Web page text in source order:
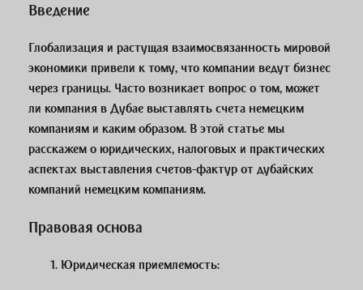
Введение
Глобализация и растущая взаимосвязанность мировой
экономики привели к тому, что компании ведут бизнес
через границы. Часто возникает вопрос о том, может
ли компания в Дубае выставлять счета немецким
компаниям и каким образом. В этой статье мы
расскажем о юридических, налоговых и практических
аспектах выставления счетов-фактур от дубайских
компаний немецким компаниям.
Правовая основа
Юридическая приемлемость: